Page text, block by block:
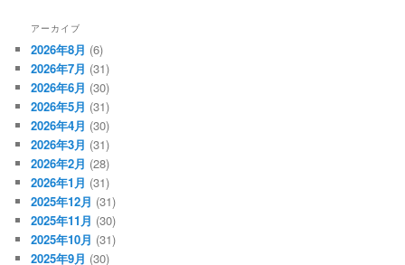
アーカイブ
2026年8月 (6)
2026年7月 (31)
2026年6月 (30)
2026年5月 (31)
2026年4月 (30)
2026年3月 (31)
2026年2月 (28)
2026年1月 (31)
2025年12月 (31)
2025年11月 (30)
2025年10月 (31)
2025年9月 (30)